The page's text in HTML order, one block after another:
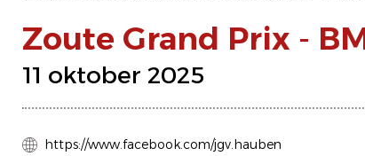
Zoute Grand Prix -
11 oktober 2025
https://www.facebook.com/jgv.hauben